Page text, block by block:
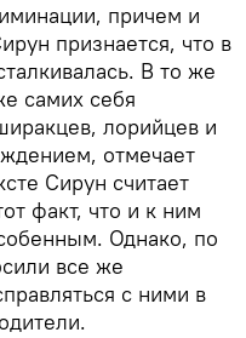
причем и
признается, что в
В то же
самих себя
лорийцев и
отмечает
Сирун считает
факт, что и к ним
Однако, по
все же
с ними в